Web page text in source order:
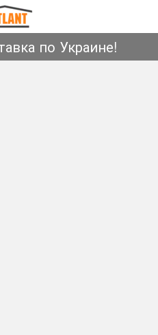
по Украине!